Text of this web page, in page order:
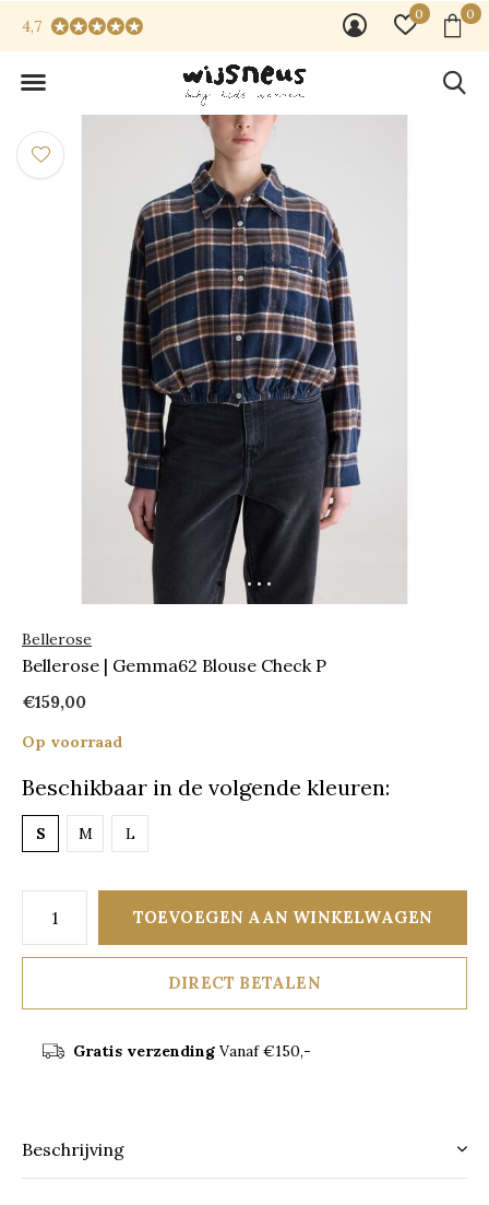
0 0
4,7
Bellerose
Bellerose | Gemma62 Blouse Check P
€159,00
Op voorraad
Beschikbaar in de volgende kleuren:
S M L
TOEVOEGEN AAN WINKELWAGEN
DIRECT BETALEN
Gratis verzendingVanaf €150,-
Beschrijving